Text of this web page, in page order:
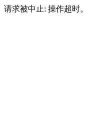
请求被中止: 操作超时。